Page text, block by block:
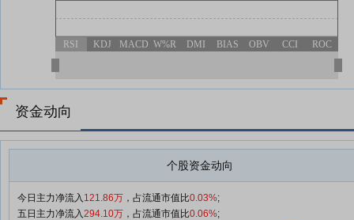
RSI KDJ MACD W%R DMI BIAS OBV CCI ROC
资金动向
个股资金动向
今日主力净流入 121.86万 ，占流通市值比0.03%;
五日主力净流入294.10万 ，占流通市值比0.06%;